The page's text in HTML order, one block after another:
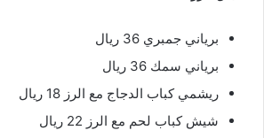
برياني جمبري 36 ريال
برياني سمك 36 ريال
ريشمي كباب الدجاج مع الرز 18 ريال
شيش كباب لحم مع الرز 22 ريال